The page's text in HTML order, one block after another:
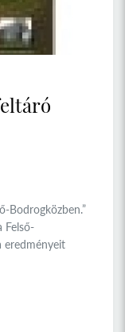
Bodrogközben.”
Felső-
eredményeit